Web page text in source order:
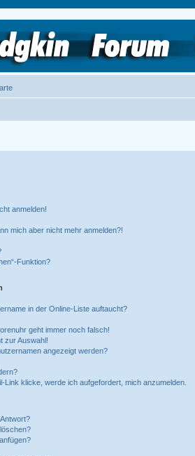
anmelden!
mich aber nicht mehr anmelden?!
Funktion?
in der Online-Liste auftaucht?
geht immer noch falsch!
zur Auswahl!
angezeigt werden?
Link klicke, werde ich aufgefordert, mich anzumelden.